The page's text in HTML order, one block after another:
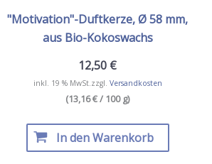
"Motivation"-Duftkerze, Ø 58 mm,
aus Bio-Kokoswachs
12,50 €
inkl. 19 % MwSt.zzgl. Versandkosten
(13,16 € / 100 g)
In den Warenkorb